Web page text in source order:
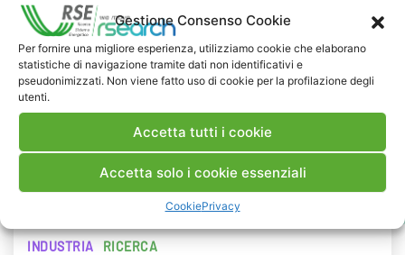
Gestione Consenso Cookie
Per fornire una migliore esperienza, utilizziamo cookie che elaborano
statistiche di navigazione tramite dati non identificativi e
pseudonimizzati. Non viene fatto uso di cookie per la profilazione degli
utenti.
Accetta tutti i cookie
Accetta solo i cookie essenziali
CookiePrivacy
NEWS
29 LUGLIO 2026
Presentazione del Rapporto Innov-E
RSE è intervenuta sul tema dell’innovazione
energetica nell’ambito del convegno targato I-
INDUSTRIA RICERCA